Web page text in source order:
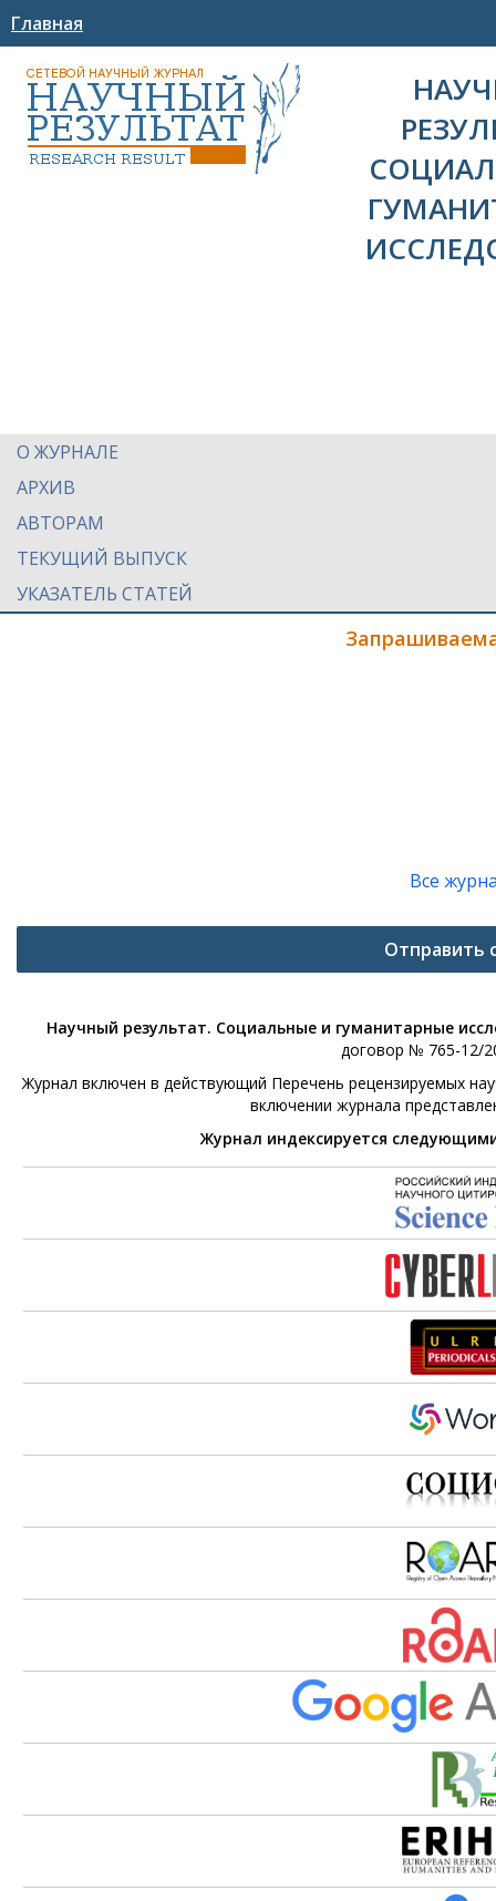
Главная
О ЖУРНАЛЕ
АРХИВ
АВТОРАМ
ТЕКУЩИЙ ВЫПУСК
УКАЗАТЕЛЬ СТАТЕЙ
Все
Отправить
Научный результат. Социальные и гуманитарные
договор № 765-12/
Журнал включен в действующий Перечень рецензируемых
включении журнала
Журнал индексируется